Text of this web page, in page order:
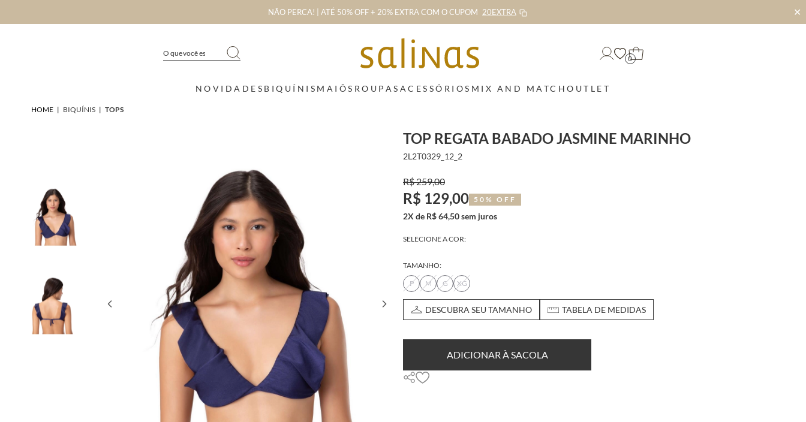
NÃO PERCA! | ATÉ 50% OFF + 20% EXTRA COM O CUPOM 20EXTRA ✕
0
NOVIDADES BIQUÍNIS MAIÔS ROUPAS ACESSÓRIOS MIX AND MATCHOUTLET
HOME | BIQUÍNIS | TOPS
TOP REGATA BABADO JASMINE MARINHO
2L2T0329_12_2
R$ 259,00
R$ 129,00 50% OFF
2X de R$ 64,50 sem juros
SELECIONE A COR:
TAMANHO:
P
M G XG
DESCUBRA SEU TAMANHO TABELA DE MEDIDAS
ADICIONAR À SACOLA